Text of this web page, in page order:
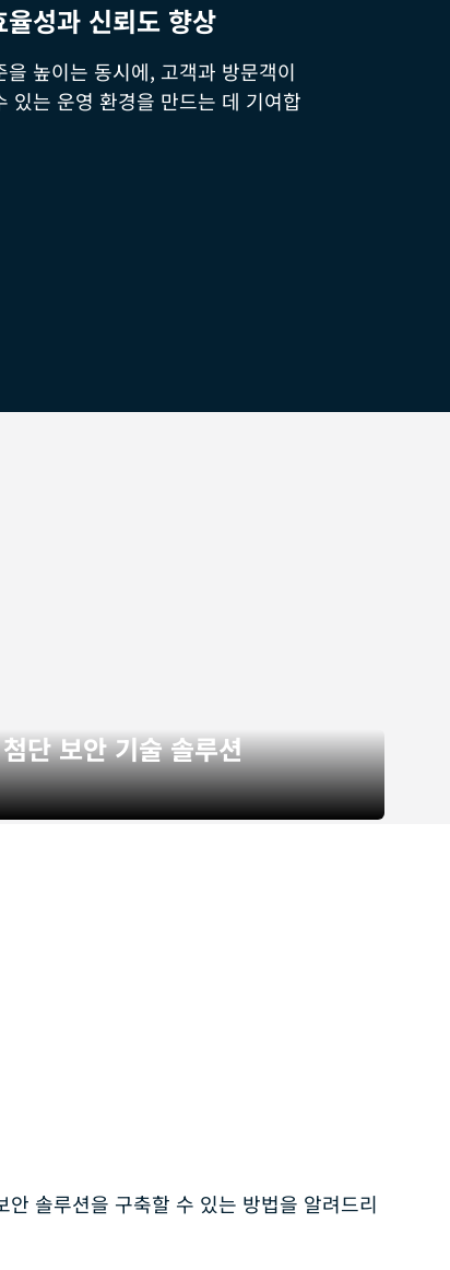
율성과 신뢰도 향상
을 높이는 동시에, 고객과 방문객이
있는 운영 환경을 만드는 데 기여합
첨단 보안 기술 솔루션
솔루션을 구축할 수 있는 방법을 알려드리